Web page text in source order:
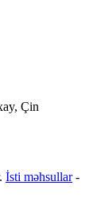
Çin
İsti məhsullar-